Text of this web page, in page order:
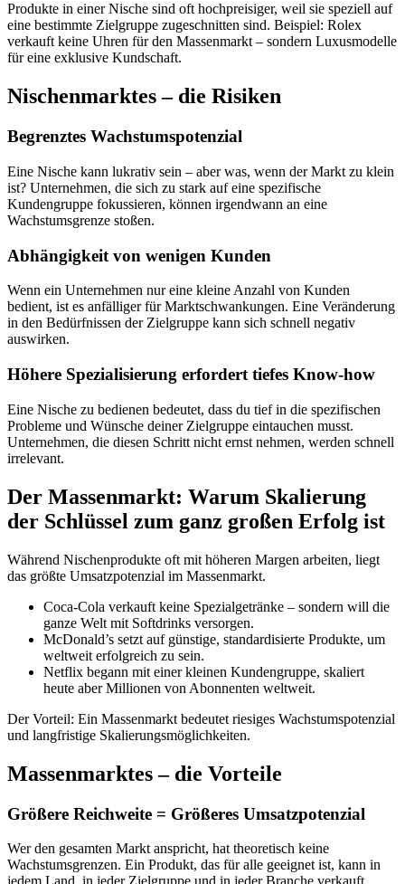
Produkte in einer Nische sind oft hochpreisiger, weil sie speziell auf
eine bestimmte Zielgruppe zugeschnitten sind. Beispiel: Rolex
verkauft keine Uhren für den Massenmarkt – sondern Luxusmodelle
für eine exklusive Kundschaft.
Nischenmarktes – die Risiken
Begrenztes Wachstumspotenzial
Eine Nische kann lukrativ sein – aber was, wenn der Markt zu klein
ist? Unternehmen, die sich zu stark auf eine spezifische
Kundengruppe fokussieren, können irgendwann an eine
Wachstumsgrenze stoßen.
Abhängigkeit von wenigen Kunden
Wenn ein Unternehmen nur eine kleine Anzahl von Kunden
bedient, ist es anfälliger für Marktschwankungen. Eine Veränderung
in den Bedürfnissen der Zielgruppe kann sich schnell negativ
auswirken.
Höhere Spezialisierung erfordert tiefes Know-how
Eine Nische zu bedienen bedeutet, dass du tief in die spezifischen
Probleme und Wünsche deiner Zielgruppe eintauchen musst.
Unternehmen, die diesen Schritt nicht ernst nehmen, werden schnell
irrelevant.
Der Massenmarkt: Warum Skalierung
der Schlüssel zum ganz großen Erfolg ist
Während Nischenprodukte oft mit höheren Margen arbeiten, liegt
das größte Umsatzpotenzial im Massenmarkt.
Coca-Cola verkauft keine Spezialgetränke – sondern will die
ganze Welt mit Softdrinks versorgen.
McDonald’s setzt auf günstige, standardisierte Produkte, um
weltweit erfolgreich zu sein.
Netflix begann mit einer kleinen Kundengruppe, skaliert
heute aber Millionen von Abonnenten weltweit.
Der Vorteil: Ein Massenmarkt bedeutet riesiges Wachstumspotenzial
und langfristige Skalierungsmöglichkeiten.
Massenmarktes – die Vorteile
Größere Reichweite = Größeres Umsatzpotenzial
Wer den gesamten Markt anspricht, hat theoretisch keine
Wachstumsgrenzen. Ein Produkt, das für alle geeignet ist, kann in